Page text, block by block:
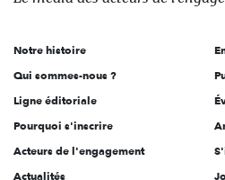
l'engagement
Notre histoire
Qui sommes-nous ?
Ligne éditoriale
Pourquoi s'inscrire
Acteurs de l'engagement
Actualités